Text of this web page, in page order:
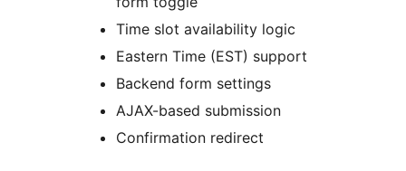
Time slot availability logic
Eastern Time (EST) support
Backend form settings
AJAX-based submission
Confirmation redirect